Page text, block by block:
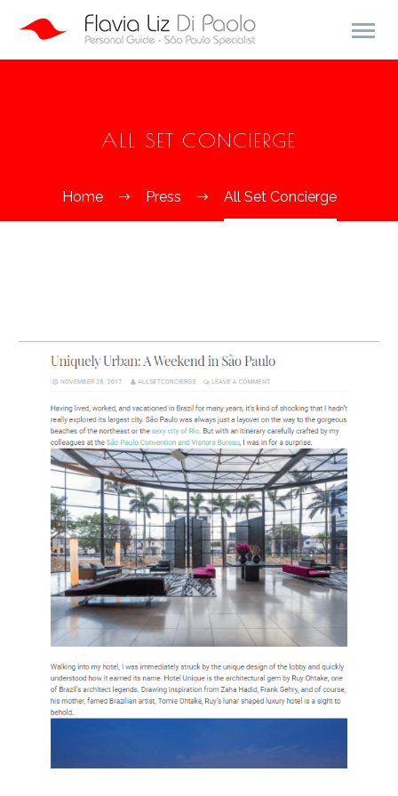
Italiano
ALL SET CONCIERGE
Home Press All Set Concierge